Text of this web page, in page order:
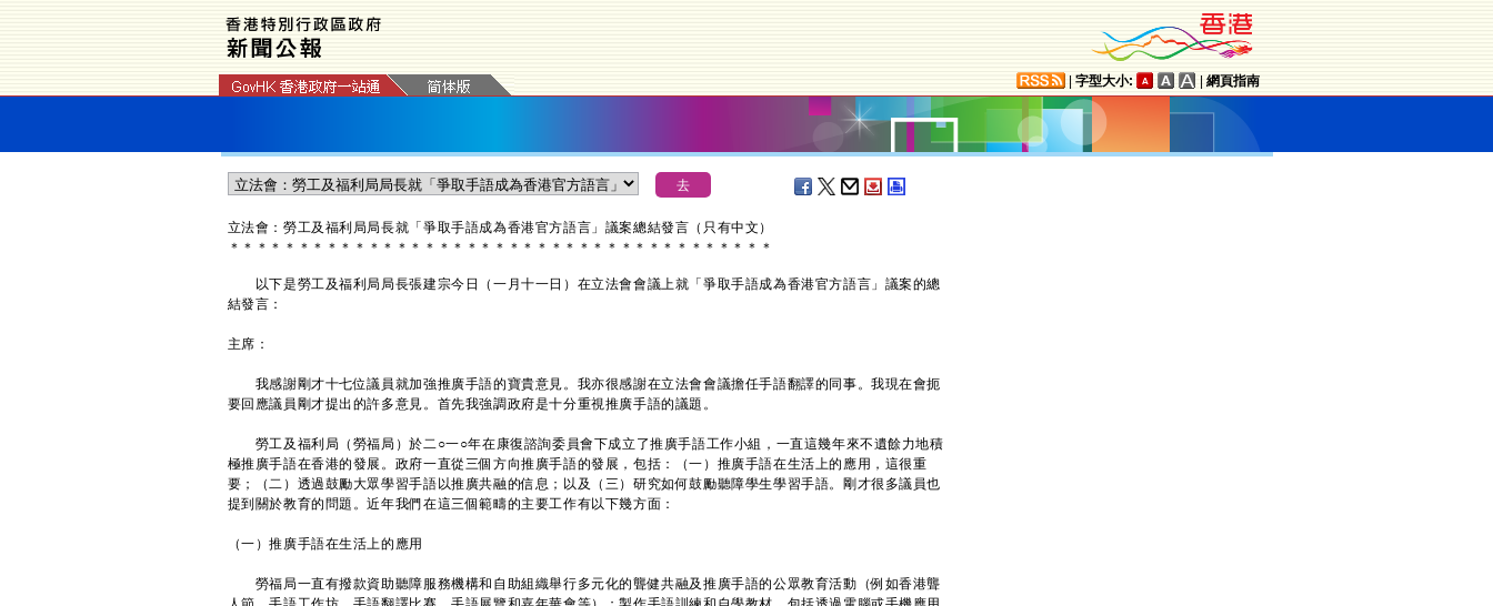
字型大小: 網頁指南
立法會：勞工及福利局局長就「爭取手語成為香港官方語言」議案總結發言（只有中文）
＊ ＊ ＊ ＊ ＊ ＊ ＊ ＊ ＊ ＊ ＊ ＊ ＊ ＊ ＊ ＊ ＊ ＊ ＊ ＊ ＊ ＊ ＊ ＊ ＊ ＊ ＊ ＊ ＊ ＊ ＊ ＊ ＊ ＊ ＊ ＊ ＊ ＊ ＊
以下是勞工及福利局局長張建宗今日（一月十一日）在立法會會議上就「爭取手語成為香港官方語言」議案的總
結發言：
主席：
我感謝剛才十七位議員就加強推廣手語的寶貴意見。我亦很感謝在立法會會議擔任手語翻譯的同事。我現在會扼
要回應議員剛才提出的許多意見。首先我強調政府是十分重視推廣手語的議題。
勞工及福利局（勞福局）於二○一○年在康復諮詢委員會下成立了推廣手語工作小組，一直這幾年來不遺餘力地積
極推廣手語在香港的發展。政府一直從三個方向推廣手語的發展，包括：（一）推廣手語在生活上的應用，這很重
要；（二）透過鼓勵大眾學習手語以推廣共融的信息；以及（三）研究如何鼓勵聽障學生學習手語。剛才很多議員也
提到關於教育的問題。近年我們在這三個範疇的主要工作有以下幾方面：
（一）推廣手語在生活上的應用
勞福局一直有撥款資助聽障服務機構和自助組織舉行多元化的聾健共融及推廣手語的公眾教育活動（例如香港聾